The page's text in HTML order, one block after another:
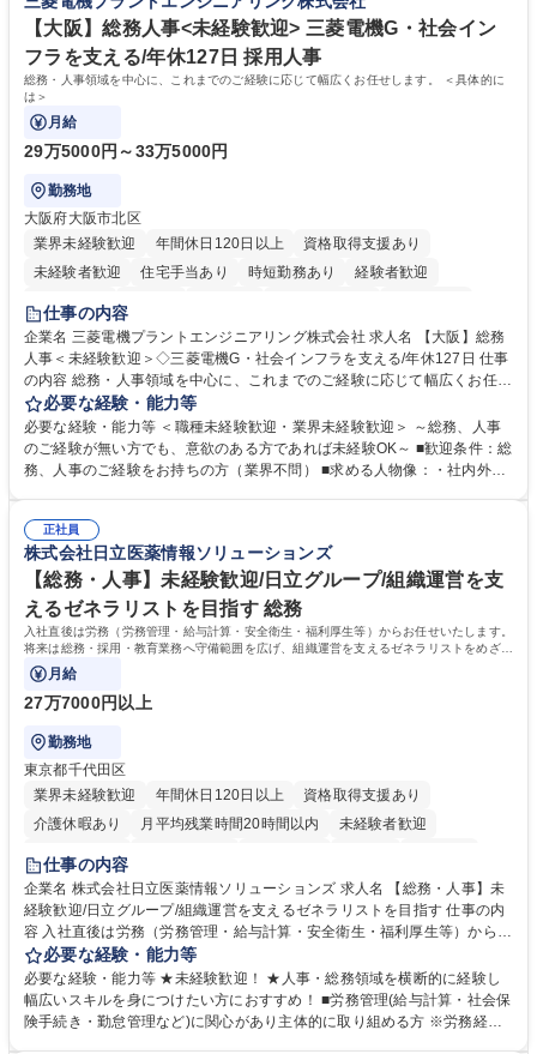
待され。組織を支えるスペシャリストとして、チームに貢献し、結果的に
社員から頼られる存在になることができます。平均19:30の退勤以降の業
務の持ち帰りも禁止されており、メリハリのある働き方となります。 学
歴・資格 学歴：大学院 大学 高専 短大 語学力： 資格：
【大阪】総務人事<未経験歓迎> 三菱電機G・社会イン
フラを支える/年休127日 採用人事
総務・人事領域を中心に、これまでのご経験に応じて幅広くお任せします。 ＜具体的に
は＞
月給
29万5000円～33万5000円
勤務地
大阪府大阪市北区
業界未経験歓迎
年間休日120日以上
資格取得支援あり
未経験者歓迎
住宅手当あり 時短勤務あり
経験者歓迎
退職金あり
駅近5分以内
土日祝休み 服装自由 寮・社宅あり 食事補助あり
仕事の内容
企業名 三菱電機プラントエンジニアリング株式会社 求人名 【大阪】総務
人事＜未経験歓迎＞◇三菱電機G・社会インフラを支える/年休127日 仕事
の内容 総務・人事領域を中心に、これまでのご経験に応じて幅広くお任せ
します。 ＜具体的には＞ ・総務/人事労務（給与・社保・勤怠管理など）
・採用・教育研修 ・福利厚生運用 など ※基本的には事務所勤務ですが、
採用や教育等の業務内容により、関西圏以外への日帰り・宿泊を伴う国内
出張もございます。 ※担当業務を持ちつつ、お互いに助け合いながら、総
必要な経験・能力等
必要な経験・能力等 ＜職種未経験歓迎・業界未経験歓迎＞ ～総務、人事
のご経験が無い方でも、意欲のある方であれば未経験OK～ ■歓迎条件：総
務、人事のご経験をお持ちの方（業界不問） ■求める人物像：・社内外の
正社員
株式会社日立医薬情報ソリューションズ
【総務・人事】未経験歓迎/日立グループ/組織運営を支
えるゼネラリストを目指す 総務
入社直後は労務（労務管理・給与計算・安全衛生・福利厚生等）からお任せいたします。
将来は総務・採用・教育業務へ守備範囲を広げ、組織運営を支えるゼネラリストをめざせ
ます。
月給
27万7000円以上
勤務地
東京都千代田区
業界未経験歓迎
年間休日120日以上
資格取得支援あり
介護休暇あり
月平均残業時間20時間以内
未経験者歓迎
住宅手当あり
育休あり
完全週休2日制 交通費支給 土日祝休み 寮・社宅あり
仕事の内容
企業名 株式会社日立医薬情報ソリューションズ 求人名 【総務・人事】未
経験歓迎/日立グループ/組織運営を支えるゼネラリストを目指す 仕事の内
容 入社直後は労務（労務管理・給与計算・安全衛生・福利厚生等）からお
任せいたします。将来は総務・採用・教育業務へ守備範囲を広げ、組織運
営を支えるゼネラリストをめざせます。 ・初期業務：労働時間管理、給与
計算、社会保険対応、福利厚生管理、安全衛生、健康経営推進等をお任せ
します。ご経験に応じて、休職者管理など、幅広く経験を積んでいただき
必要な経験・能力等
必要な経験・能力等 ★未経験歓迎！ ★人事・総務領域を横断的に経験し
幅広いスキルを身につけたい方におすすめ！ ■労務管理(給与計算・社会保
険手続き・勤怠管理など)に関心があり主体的に取り組める方 ※労務経験